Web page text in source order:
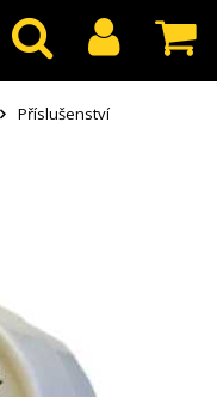
Příslušenství